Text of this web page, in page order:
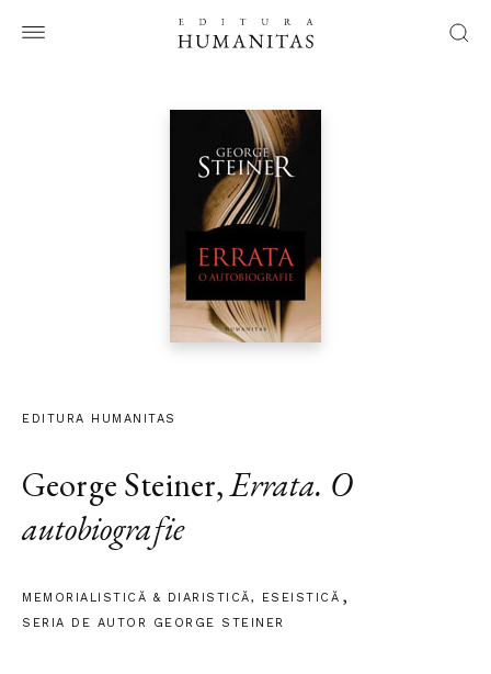
EDITURA HUMANITAS
George Steiner,Errata. O
autobiografie
MEMORIALISTICĂ & DIARISTICĂ,
ESEISTICĂ
SERIA DE AUTOR GEORGE STEINER